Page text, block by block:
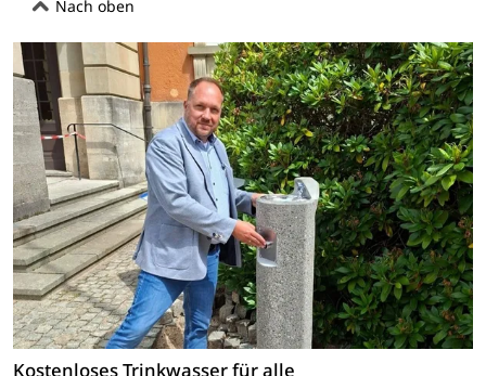
Nach oben
Kostenloses Trinkwasser für alle